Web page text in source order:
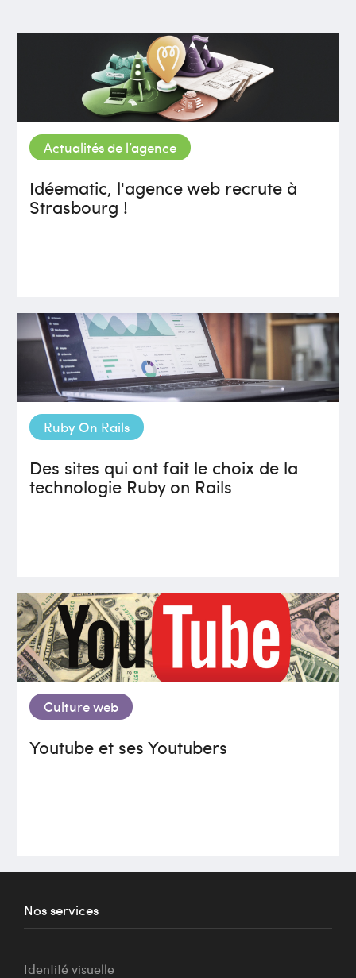
Actualités de l’agence
Idéematic, l'agence web recrute à
Strasbourg !
Ruby On Rails
Des sites qui ont fait le choix de la
technologie Ruby on Rails
Culture web
Youtube et ses Youtubers
Nos services
Identité visuelle